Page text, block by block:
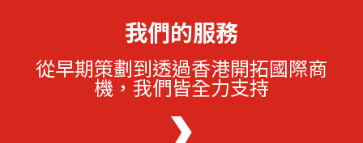
我們的服務
從早期策劃到透過香港開拓國際商
機，我們皆全力支持